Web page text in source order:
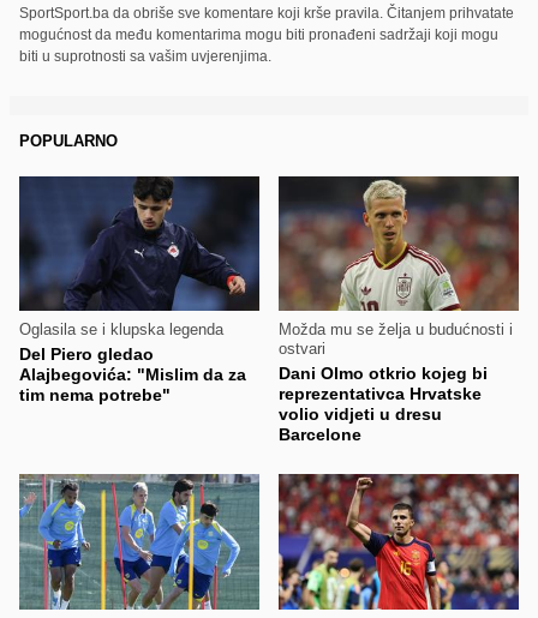
SportSport.ba da obriše sve komentare koji krše pravila. Čitanjem prihvatate
mogućnost da među komentarima mogu biti pronađeni sadržaji koji mogu
biti u suprotnosti sa vašim uvjerenjima.
POPULARNO
Oglasila se i klupska legenda
Del Piero gledao
Alajbegovića: "Mislim da za
tim nema potrebe"
Možda mu se želja u budućnosti i
ostvari
Dani Olmo otkrio kojeg bi
reprezentativca Hrvatske
volio vidjeti u dresu
Barcelone